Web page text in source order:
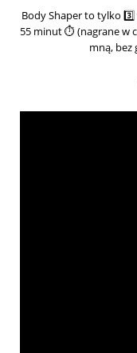
Body Shaper to tylko
55 minut ⏱️ (nagrane w
mną, bez